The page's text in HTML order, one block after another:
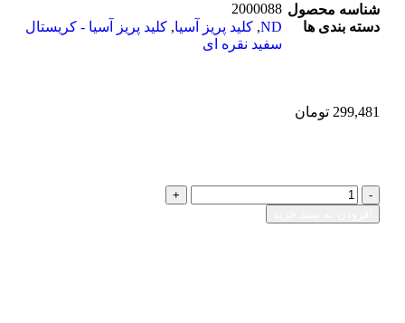
شناسه محصول 2000088
دسته بندی ها
ND
, کلید پریز آسیا, کلید پریز آسیا - کریستال
سفید نقره ای
299,481 تومان